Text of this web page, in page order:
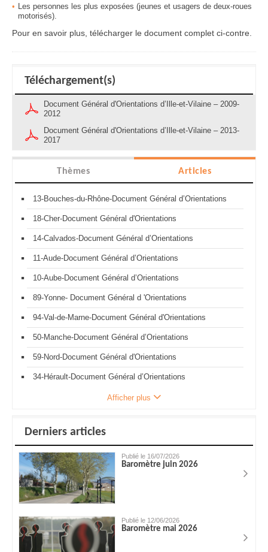
Les personnes les plus exposées (jeunes et usagers de deux-roues
motorisés).
Pour en savoir plus, télécharger le document complet ci-contre.
Téléchargement(s)
Document Général d'Orientations d’Ille-et-Vilaine – 2009-
2012
Document Général d'Orientations d’Ille-et-Vilaine – 2013-
2017
Thèmes Articles
13-Bouches-du-Rhône-Document Général d’Orientations
18-Cher-Document Général d'Orientations
14-Calvados-Document Général d’Orientations
11-Aude-Document Général d’Orientations
10-Aube-Document Général d’Orientations
89-Yonne- Document Général d 'Orientations
94-Val-de-Marne-Document Général d'Orientations
50-Manche-Document Général d’Orientations
59-Nord-Document Général d'Orientations
34-Hérault-Document Général d’Orientations
Afficher plus
Derniers articles
Publié le 16/07/2026
Baromètre juin 2026
Publié le 12/06/2026
Baromètre mai 2026